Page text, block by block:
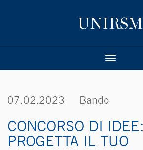
Toggle
07.02.2023 Bando
CONCORSO DI IDEE:
PROGETTA IL TUO